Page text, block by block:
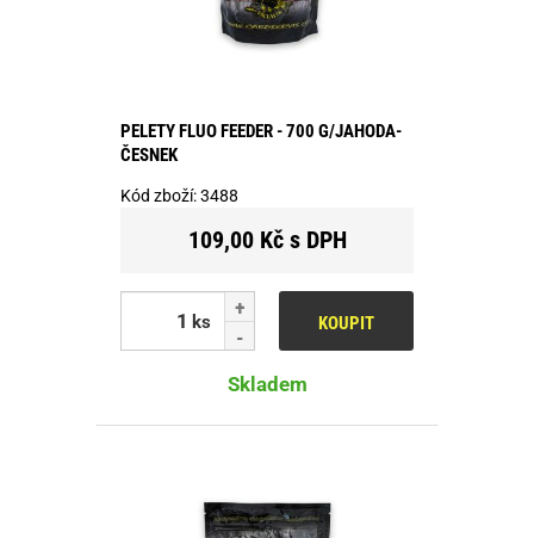
PELETY FLUO FEEDER - 700 G/JAHODA-
ČESNEK
Kód zboží:3488
109,00 Kč s DPH
ks KOUPIT
Skladem